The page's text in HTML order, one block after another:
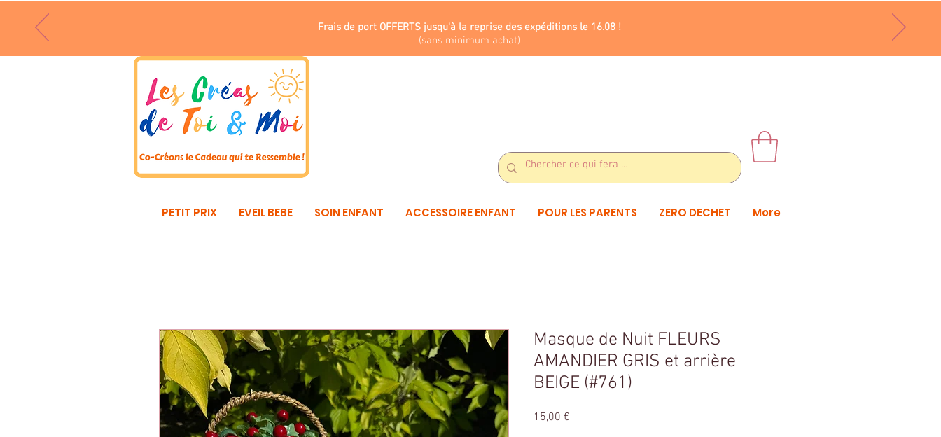
Frais de port OFFERTS jusqu'à la reprise des expéditions le 16.08 !
(sans minimum achat)
PETIT PRIX EVEIL BEBE SOIN ENFANT ACCESSOIRE ENFANT POUR LES PARENTS ZERO DECHET More
Masque de Nuit FLEURS
AMANDIER GRIS et arrière
BEIGE (#761)
15,00 €